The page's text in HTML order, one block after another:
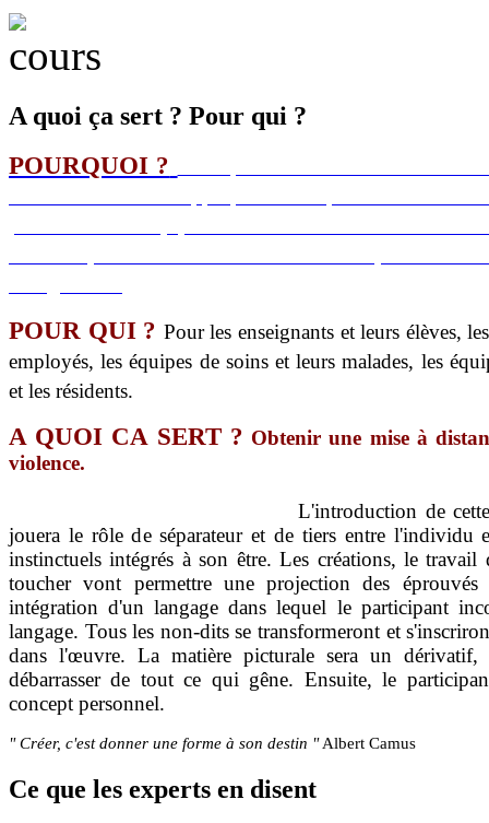
A quoi ça sert ? Pour qui ?
POURQUOI ?
POUR QUI ? Pour les enseignants et leurs élèves,
employés, les équipes de soins et leurs malades, les
et les résidents.
A QUOI CA SERT ? Obtenir une mise à
violence.
L'introduction de
jouera le rôle de séparateur et de tiers entre l'individu
instinctuels intégrés à son être. Les créations, le travail
toucher vont permettre une projection des
intégration d'un langage dans lequel le participant
langage. Tous les non-dits se transformeront et
dans l'œuvre. La matière picturale sera un
débarrasser de tout ce qui gêne. Ensuite, le
concept personnel.
" Créer, c'est donner une forme à son destin "Albert Camus
Ce que les experts en disent